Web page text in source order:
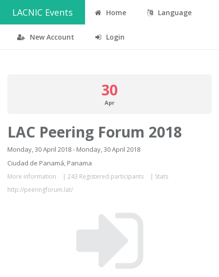
LACNIC Events Home Language
New Account Login
30
Apr
LAC Peering Forum 2018
Monday, 30 April 2018 - Monday, 30 April 2018
Ciudad de Panamá, Panama
More information | 243 Registered participants | Stats
http://peeringforum.lat/